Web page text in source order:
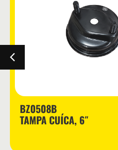
BZ0508B
TAMPA CUÍCA, 6″